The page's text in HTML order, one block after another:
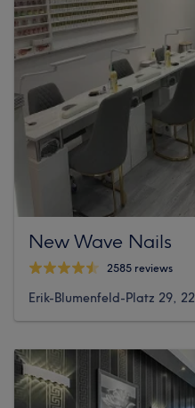
New Wave Nails
2585 reviews
Erik-Blumenfeld-Platz 29,